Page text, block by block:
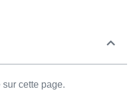
sur cette page.